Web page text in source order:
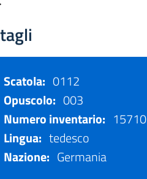
Scatola: 0112
Opuscolo: 003
Numero inventario: 15710
Lingua: tedesco
Nazione: Germania